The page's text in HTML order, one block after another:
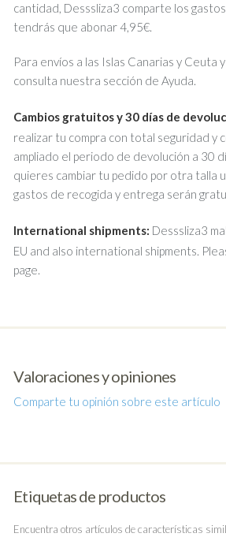
cantidad, Desssliza3 comparte los
tendrás que abonar 4,95€.
Para envíos a las Islas Canarias y Ceuta
consulta nuestra sección de Ayuda.
Cambios gratuitos y 30 días de
realizar tu compra con total seguridad y
ampliado el periodo de devolución a 30
quieres cambiar tu pedido por otra talla
gastos de recogida y entrega serán
International shipments: Desssliza3
EU and also international shipments.
page.
Valoraciones y opiniones
Comparte tu opinión sobre este artículo
Etiquetas de productos
Encuentra otros artículos de características